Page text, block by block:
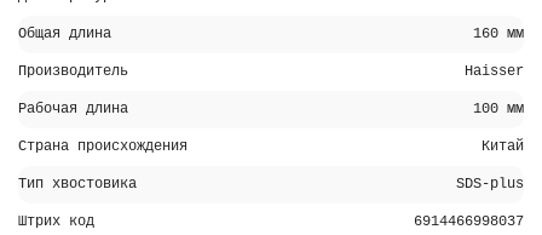
Общая длина 160 мм
Производитель Haisser
Рабочая длина 100 мм
Страна происхождения Китай
Тип хвостовика SDS-plus
Штрих код 6914466998037